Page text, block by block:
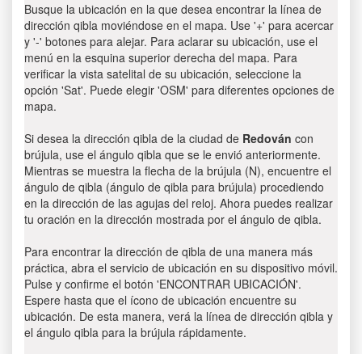
Busque la ubicación en la que desea encontrar la línea de
dirección qibla moviéndose en el mapa. Use '+' para acercar
y '-' botones para alejar. Para aclarar su ubicación, use el
menú en la esquina superior derecha del mapa. Para
verificar la vista satelital de su ubicación, seleccione la
opción 'Sat'. Puede elegir 'OSM' para diferentes opciones de
mapa.
Si desea la dirección qibla de la ciudad de Redován con
brújula, use el ángulo qibla que se le envió anteriormente.
Mientras se muestra la flecha de la brújula (N), encuentre el
ángulo de qibla (ángulo de qibla para brújula) procediendo
en la dirección de las agujas del reloj. Ahora puedes realizar
tu oración en la dirección mostrada por el ángulo de qibla.
Para encontrar la dirección de qibla de una manera más
práctica, abra el servicio de ubicación en su dispositivo móvil.
Pulse y confirme el botón 'ENCONTRAR UBICACIÓN'.
Espere hasta que el ícono de ubicación encuentre su
ubicación. De esta manera, verá la línea de dirección qibla y
el ángulo qibla para la brújula rápidamente.